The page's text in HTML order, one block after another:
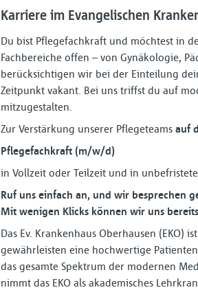
Karriere im Evangelischen
Du bist Pflegefachkraft und möchtest in
Fachbereiche offen – von Gynäkologie,
berücksichtigen wir bei der Einteilung
Zeitpunkt vakant. Bei uns triffst du auf
mitzugestalten.
Zur Verstärkung unserer Pflegeteams auf
Pflegefachkraft (m⁠/⁠w⁠/⁠d)
in Vollzeit oder Teilzeit und in
Ruf uns einfach an, und wir besprechen
Mit wenigen Klicks können wir uns
Das Ev. Krankenhaus Oberhausen
gewährleisten eine hochwertige
das gesamte Spektrum der modernen
nimmt das EKO als akademisches